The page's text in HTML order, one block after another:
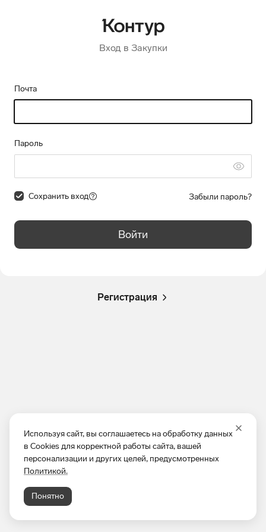
Используя сайт, вы соглашаетесь на обработку данных
в Cookies для корректной работы сайта, вашей
персонализации и других целей, предусмотренных
Политикой.
Понятно
Вход в Закупки
Почта
Пароль
Сохранить вход Забыли пароль?
Войти
Регистрация